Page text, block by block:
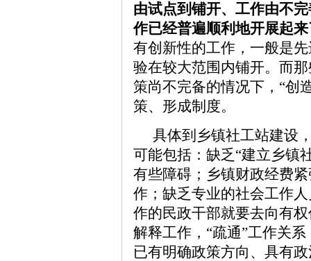
由试点到铺开、工作由不
作已经普遍顺利地开展起
有创新性的工作，一般是
验在较大范围内铺开。而
策尚不完备的情况下，“创
策、形成制度。
具体到乡镇社工站建设
可能包括：缺乏“建立乡镇
有些障碍；乡镇财政经费
作；缺乏专业的社会工作
作的民政干部就要去向有
解释工作，“疏通”工作关
已有明确政策方向、具有